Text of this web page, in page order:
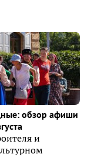
обзор афиши
и